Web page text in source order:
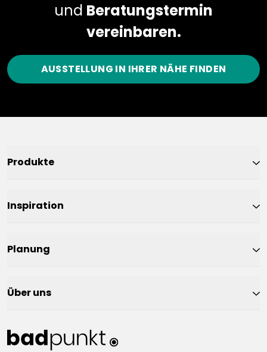
und Beratungstermin
vereinbaren.
AUSSTELLUNG IN IHRER NÄHE FINDEN
Produkte
Inspiration
Planung
Über uns